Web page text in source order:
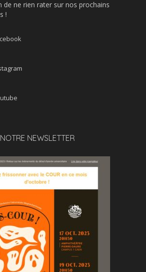
de ne rien rater sur nos prochains
!
NEWSLETTER